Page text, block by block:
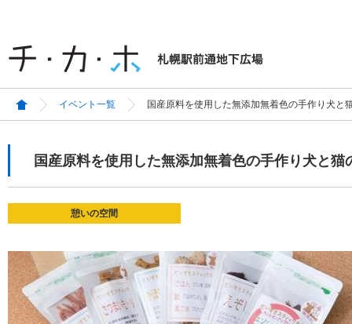
イベント一覧 国産原料を使用した無添加無着色の手作り犬と
国産原料を使用した無添加無着色の手作り犬と猫
憩いの空間